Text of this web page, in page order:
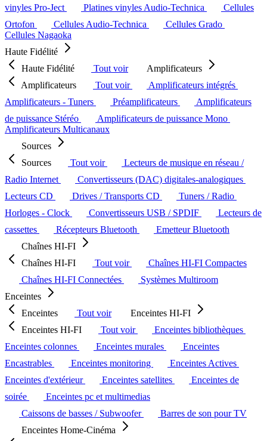
vinyles Pro-Ject
Platines vinyles Audio-Technica
Cellules
Ortofon
Cellules Audio-Technica
Cellules Grado
Cellules Nagaoka
Haute Fidélité
Haute Fidélité
Tout voir
Amplificateurs
Amplificateurs
Tout voir
Amplificateurs intégrés
Amplificateurs - Tuners
Préamplificateurs
Amplificateurs
de puissance Stéréo
Amplificateurs de puissance Mono
Amplificateurs Multicanaux
Sources
Sources
Tout voir
Lecteurs de musique en réseau /
Radio Internet
Convertisseurs (DAC) digitales-analogiques
Lecteurs CD
Drives / Transports CD
Tuners / Radio
Horloges - Clock
Convertisseurs USB / SPDIF
Lecteurs de
cassettes
Récepteurs Bluetooth
Emetteur Bluetooth
Chaînes HI-FI
Chaînes HI-FI
Tout voir
Chaînes HI-FI Compactes
Chaînes HI-FI Connectées
Systèmes Multiroom
Enceintes
Enceintes
Tout voir
Enceintes HI-FI
Enceintes HI-FI
Tout voir
Enceintes bibliothèques
Enceintes colonnes
Enceintes murales
Enceintes
Encastrables
Enceintes monitoring
Enceintes Actives
Enceintes d'extérieur
Enceintes satellites
Enceintes de
soirée
Enceintes pc et multimedias
Caissons de basses / Subwoofer
Barres de son pour TV
Enceintes Home-Cinéma